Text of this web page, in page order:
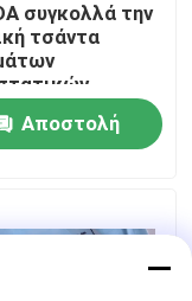
συγκολλά την
τσάντα
με
95KPA
Αποστολή